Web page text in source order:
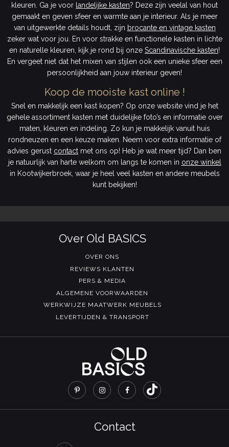
kleuren. Ga je voor landelijke kasten? Deze zijn veelal van hout
gemaakt en geven sfeer en warmte aan je interieur. Als je meer
van uitgewerkte details houdt, zijn brocante en vintage kasten
zeker wat voor jou. En voor strakke en functionele kasten in lichte
en naturelle kleuren, kijk je rond bij onze Scandinavische kasten!
En vergeet niet dat het mixen van stijlen ook een unieke sfeer een
persoonlijkheid aan jouw interieur geven!
Koop de mooiste kast online !
Snel en makkelijk een kast kopen? Op onze website vind je het
gehele assortiment kasten met duidelijke foto’s en informatie over
maten, kleuren en indeling. Zo kun je makkelijk vanuit huis
rondneuzen en een keuze maken. Neem voor extra informatie of
advies gerust contact met ons op! Heb je wat meer tijd? Dan ben
je natuurlijk van harte welkom om langs te komen in onze winkel
in Kootwijkerbroek, waar je heel veel kasten en andere meubels
kunt bekijken!
Over Old BASICS
OVER ONS
REVIEWS KLANTEN
PERS & MEDIA
ALGEMENE VOORWAARDEN
WERKWIJZE MAATWERK MEUBELS
LEVERTIJDEN & TRANSPORT
Contact